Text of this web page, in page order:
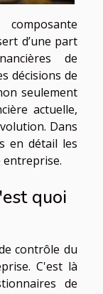
d’une part
de
décisions de
seulement
actuelle,
Dans
en détail les
entreprise.
quoi
contrôle du
C'est là
de